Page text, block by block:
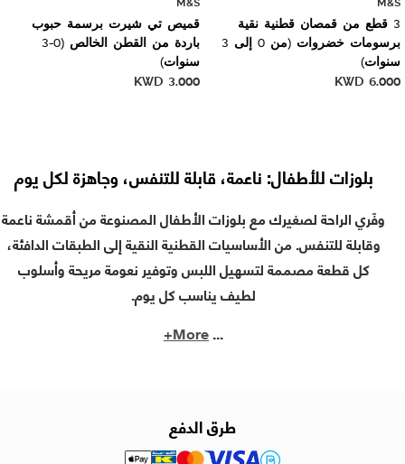
3 قطع من قمصان قطنية نقية
برسومات خضروات (من 0 إلى 3
سنوات)
KWD 6.000
قميص تي شيرت برسمة حبوب
باردة من القطن الخالص (0-3
سنوات)
KWD 3.000
بلوزات للأطفال: ناعمة، قابلة للتنفس، وجاهزة لكل يوم
وفّري الراحة لصغيرك مع بلوزات الأطفال المصنوعة من أقمشة ناعمة
وقابلة للتنفس. من الأساسيات القطنية النقية إلى الطبقات الدافئة،
كل قطعة مصممة لتسهيل اللبس وتوفير نعومة مريحة وأسلوب
لطيف يناسب كل يوم.
...
More+
طرق الدفع